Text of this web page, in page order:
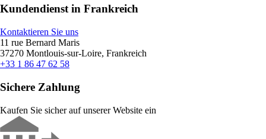
Kundendienst in Frankreich
Kontaktieren Sie uns
11 rue Bernard Maris
37270 Montlouis-sur-Loire, Frankreich
+33 1 86 47 62 58
Sichere Zahlung
Kaufen Sie sicher auf unserer Website ein